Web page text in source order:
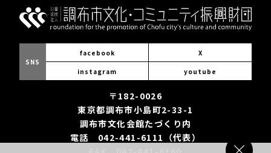
SNS
facebook X
instagram youtube
〒182-0026
東京都調布市小島町2-33-1
調布市文化会館たづくり内
電話 042-441-6111（代表）